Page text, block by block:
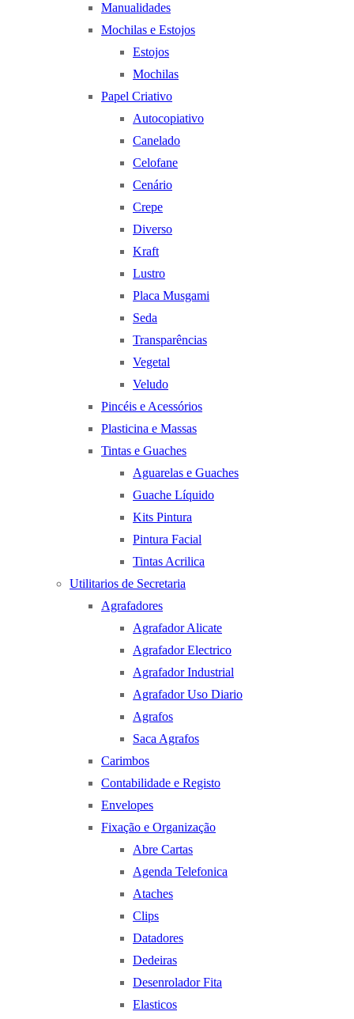
Manualidades
Mochilas e Estojos
Estojos
Mochilas
Papel Criativo
Autocopiativo
Canelado
Celofane
Cenário
Crepe
Diverso
Kraft
Lustro
Placa Musgami
Seda
Transparências
Vegetal
Veludo
Pincéis e Acessórios
Plasticina e Massas
Tintas e Guaches
Aguarelas e Guaches
Guache Líquido
Kits Pintura
Pintura Facial
Tintas Acrilica
Utilitarios de Secretaria
Agrafadores
Agrafador Alicate
Agrafador Electrico
Agrafador Industrial
Agrafador Uso Diario
Agrafos
Saca Agrafos
Carimbos
Contabilidade e Registo
Envelopes
Fixação e Organização
Abre Cartas
Agenda Telefonica
Ataches
Clips
Datadores
Dedeiras
Desenrolador Fita
Elasticos